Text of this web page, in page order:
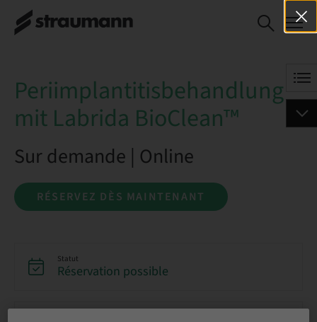
Periimplantitisbehandlung
mit Labrida BioClean™
Periimplantitisbehandlung
mit Labrida BioClean™
Sur demande | Online
RÉSERVEZ DÈS MAINTENANT
Statut
Réservation possible